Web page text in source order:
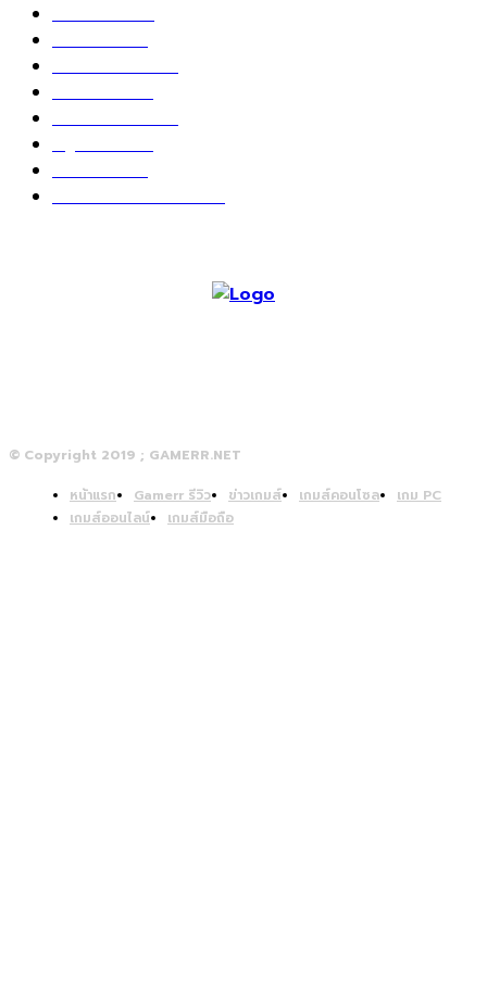
ข่าวเกมส์1162
เกม PC604
เกมส์ออนไลน์80
เกมส์มือถือ71
เกมส์คอนโซล67
สกู๊ปพิเศษ63
10 อันดับ24
วางจอย ปล่อยเมาส์23
© Copyright 2019 ; GAMERR.NET
หน้าแรก Gamerr รีวิว ข่าวเกมส์ เกมส์คอนโซล
เกม PC
เกมส์ออนไลน์
เกมส์มือถือ